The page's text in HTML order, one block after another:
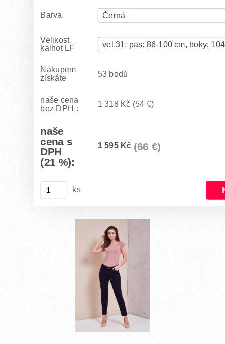
Barva Černá
Velikost
kalhot LF
Nákupem
získáte
53 bodů
naše cena
bez DPH :
1 318 Kč (54 €)
naše
cena s
DPH
(21 %):
1 595 Kč (66 €)
ks